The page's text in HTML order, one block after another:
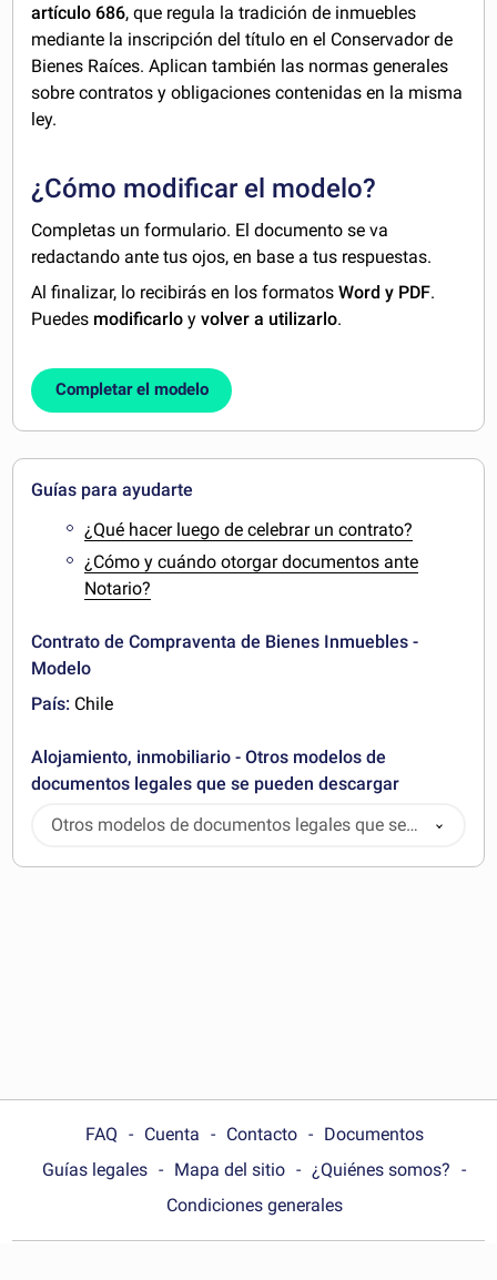
artículo 686, que regula la tradición de inmuebles
mediante la inscripción del título en el Conservador de
Bienes Raíces. Aplican también las normas generales
sobre contratos y obligaciones contenidas en la misma
ley.
¿Cómo modificar el modelo?
Completas un formulario. El documento se va
redactando ante tus ojos, en base a tus respuestas.
Al finalizar, lo recibirás en los formatosWord y PDF.
Puedes modificarlo yvolver a utilizarlo.
Completar el modelo
Guías para ayudarte
¿Qué hacer luego de celebrar un contrato?
¿Cómo y cuándo otorgar documentos ante
Notario?
Contrato de Compraventa de Bienes Inmuebles -
Modelo
País: Chile
Alojamiento, inmobiliario - Otros modelos de
documentos legales que se pueden descargar
Otros modelos de documentos legales que se
pueden descargar
FAQ Cuenta Contacto
Documentos
Guías legales
Mapa del sitio
¿Quiénes somos?
Condiciones generales